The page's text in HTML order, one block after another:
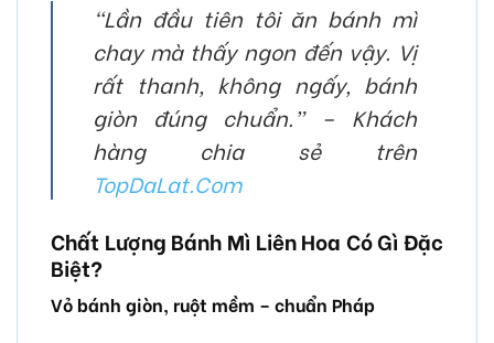
“Lần đầu tiên tôi ăn bánh mì
chay mà thấy ngon đến vậy. Vị
rất thanh, không ngấy, bánh
giòn đúng chuẩn.” – Khách
hàng chia sẻ trên
TopDaLat.Com
Chất Lượng Bánh Mì Liên Hoa Có Gì Đặc
Biệt?
Vỏ bánh giòn, ruột mềm – chuẩn Pháp